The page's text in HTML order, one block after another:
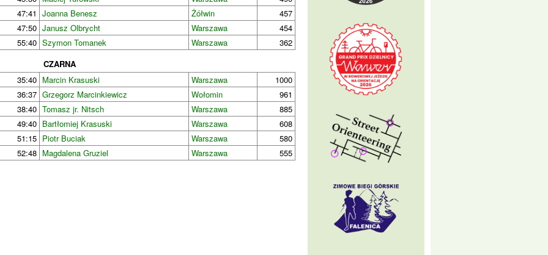
47:41 Joanna Benesz Żółwin
457
47:50 Janusz Olbrycht Warszawa
454
55:40 Szymon Tomanek Warszawa
362
CZARNA
35:40 Marcin Krasuski Warszawa
1000
36:37 Grzegorz Marcinkiewicz Wołomin
961
38:40 Tomasz jr. Nitsch Warszawa
885
49:40 Bartłomiej Krasuski Warszawa
608
51:15 Piotr Buciak Warszawa
580
52:48 Magdalena Gruziel Warszawa 555